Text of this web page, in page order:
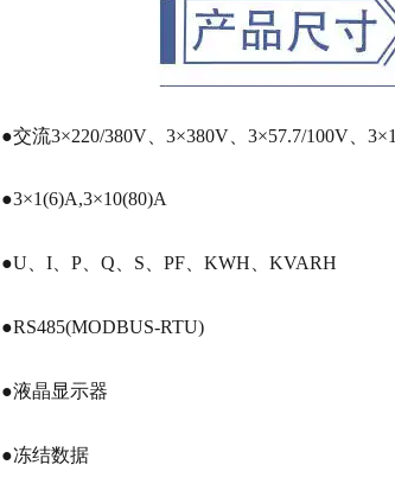
●交流3×220/380V、3×380V、3×57.7/100V、
●3×1(6)A,3×10(80)A
●U、I、P、Q、S、PF、KWH、KVARH
●RS485(MODBUS-RTU)
●液晶显示器
●冻结数据